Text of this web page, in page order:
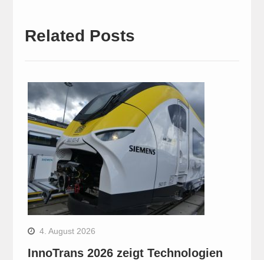
Related Posts
4. August 2026
InnoTrans 2026 zeigt Technologien